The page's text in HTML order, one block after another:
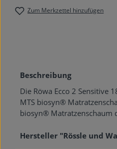
Zum Merkzettel hinzufügen
Beschreibung
Die Röwa Ecco 2 Sensitive
MTS biosyn®
biosyn® Matratzenschaum
Hersteller "Rössle und